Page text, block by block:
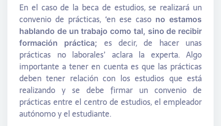
En el caso de la beca de estudios, se realizará un
convenio de prácticas, ‘en ese caso no estamos
hablando de un trabajo como tal, sino de recibir
formación práctica;
es decir, de hacer unas
prácticas no laborales’ aclara la experta. Algo
importante a tener en cuenta es que las prácticas
deben tener relación con los estudios que está
realizando y se debe firmar un convenio de
prácticas entre el centro de estudios, el empleador
autónomo y el estudiante.